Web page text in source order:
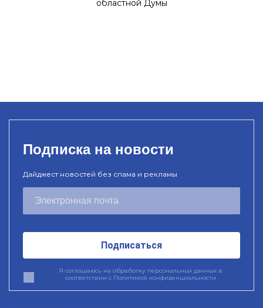
областной Думы
Подписка на новости
Дайджест новостей без спама и рекламы
Подписаться
Я соглашаюсь на обработку персональных данных в
соответствии с Политикой конфиденциальности